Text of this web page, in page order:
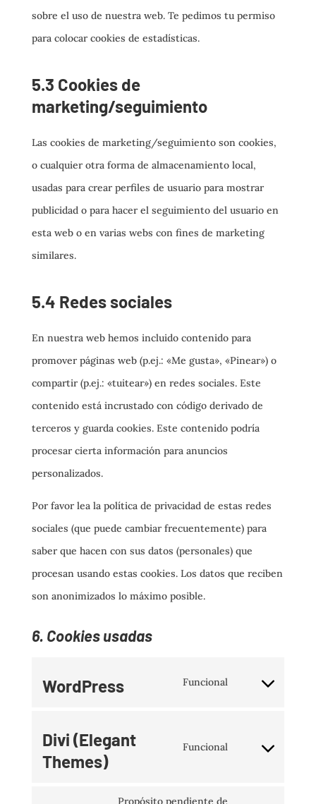
sobre el uso de nuestra web. Te pedimos tu permiso
para colocar cookies de estadísticas.
5.3 Cookies de
marketing/seguimiento
Las cookies de marketing/seguimiento son cookies,
o cualquier otra forma de almacenamiento local,
usadas para crear perfiles de usuario para mostrar
publicidad o para hacer el seguimiento del usuario en
esta web o en varias webs con fines de marketing
similares.
5.4 Redes sociales
En nuestra web hemos incluido contenido para
promover páginas web (p.ej.: «Me gusta», «Pinear») o
compartir (p.ej.: «tuitear») en redes sociales. Este
contenido está incrustado con código derivado de
terceros y guarda cookies. Este contenido podría
procesar cierta información para anuncios
personalizados.
Por favor lea la política de privacidad de estas redes
sociales (que puede cambiar frecuentemente) para
saber que hacen con sus datos (personales) que
procesan usando estas cookies. Los datos que reciben
son anonimizados lo máximo posible.
6. Cookies usadas
WordPress
Funcional
Divi (Elegant
Themes)
Funcional
Propósito pendiente de